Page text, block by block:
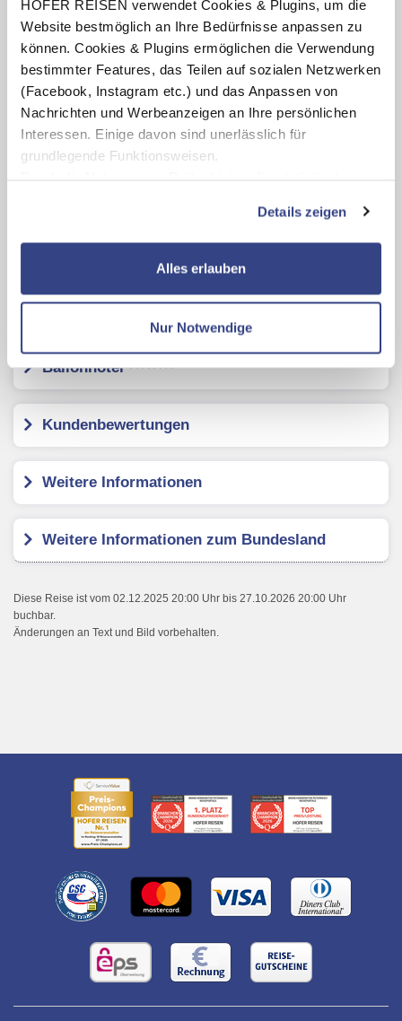
HOFER REISEN verwendet Cookies & Plugins, um die
Website bestmöglich an Ihre Bedürfnisse anpassen zu
können. Cookies & Plugins ermöglichen die Verwendung
bestimmter Features, das Teilen auf sozialen Netzwerken
(Facebook, Instagram etc.) und das Anpassen von
Nachrichten und Werbeanzeigen an Ihre persönlichen
Interessen. Einige davon sind unerlässlich für
grundlegende Funktionsweisen.
zusätzliche Dienste bzw. Technologien von Drittanbietern
nutzen und uns sowie Dritten weitere Personalisierungen
ermöglichen, dabei kommt es auch zu Übermittlungen
Datenschutzseite
Mit Klick auf "Alles erlauben" stimmen Sie der
Verwendung der Cookies & Plugins auf unseren
Details zeigen
Alles erlauben
Nur Notwendige
Unbegrenzt Getränke für Kinder von der Saftbar (09:00 –
20:00 Uhr)
Benutzung des hoteleigenen Wellnessbereichs
(Öffnungszeiten lt. Aushang vor Ort oder online)
Fahrradverleih und Verleih von Wander- und Nordic
Walking-Stöcken (nach Verfügbarkeit, witterungsbedingt)
GenussCard Steiermark(gültig für die Dauer des
GenussCard Steiermark
Ballonhotel
Kundenbewertungen
Weitere Informationen
Weitere Informationen zum Bundesland
Diese Reise ist vom 02.12.2025 20:00 Uhr bis 27.10.2026 20:00 Uhr
buchbar.
Änderungen an Text und Bild vorbehalten.